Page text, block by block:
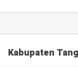
Kabupaten